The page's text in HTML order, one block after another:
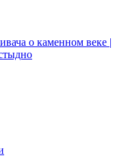
о каменном веке |